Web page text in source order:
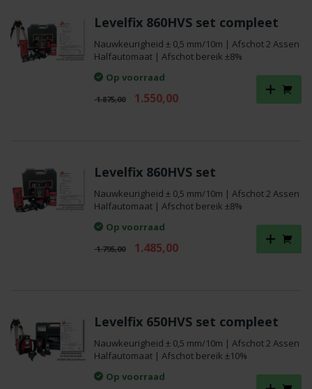
Levelfix 860HVS set compleet
Nauwkeurigheid ± 0,5 mm/10m | Afschot 2 Assen
Halfautomaat | Afschot bereik ±8%
Op voorraad
1.875,00
Oorspronkelijke
1.550,00Huidige
Levelfix 860HVS set
Nauwkeurigheid ± 0,5 mm/10m | Afschot 2 Assen
Halfautomaat | Afschot bereik ±8%
Op voorraad
1.795,00
Oorspronkelijke
1.485,00Huidige
Levelfix 650HVS set compleet
Nauwkeurigheid ± 0,5 mm/10m | Afschot 2 Assen
Halfautomaat | Afschot bereik ±10%
Op voorraad